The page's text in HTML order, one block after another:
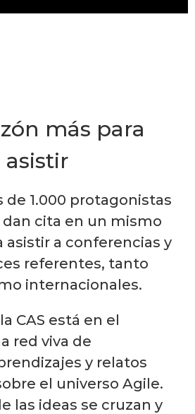
más para
asistir
de 1.000 protagonistas
cita en un mismo
asistir a conferencias y
referentes, tanto
internacionales.
CAS está en el
red viva de
y relatos
el universo Agile.
las ideas se cruzan y